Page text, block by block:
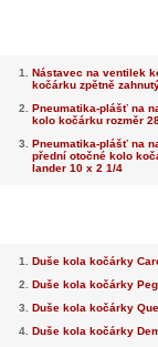
Nástavec na ventilek
kočárku zpětně
Pneumatika-plášť na
kolo kočárku rozměr
Pneumatika-plášť na
přední otočné kolo
lander 10 x 2 1/4
Duše kola kočárky
Duše kola kočárky
Duše kola kočárky
Duše kola kočárky